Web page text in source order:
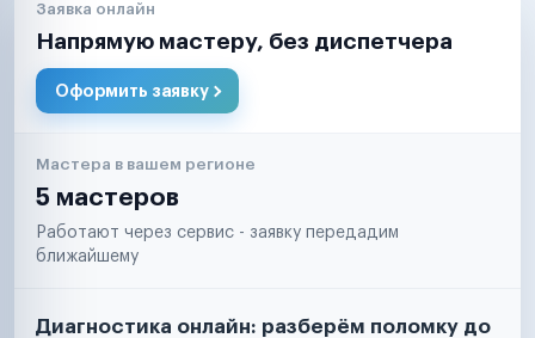
Заявка онлайн
Напрямую мастеру, без диспетчера
Оформить заявку
Мастера в вашем регионе
5 мастеров
Работают через сервис - заявку передадим
ближайшему
Диагностика онлайн: разберём поломку до